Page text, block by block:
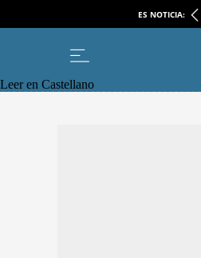
ES NOTICIA:
Leer en Castellano